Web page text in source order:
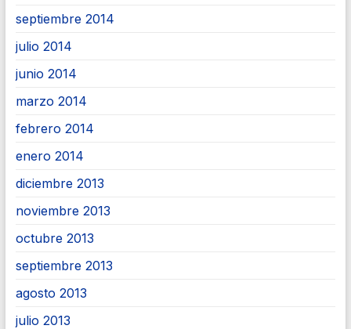
septiembre 2014
julio 2014
junio 2014
marzo 2014
febrero 2014
enero 2014
diciembre 2013
noviembre 2013
octubre 2013
septiembre 2013
agosto 2013
julio 2013